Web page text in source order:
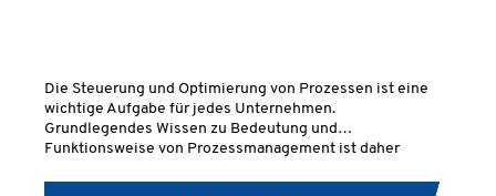
Die Steuerung und Optimierung von Prozessen ist eine
wichtige Aufgabe für jedes Unternehmen.
Grundlegendes Wissen zu Bedeutung und
Funktionsweise von Prozessmanagement ist daher